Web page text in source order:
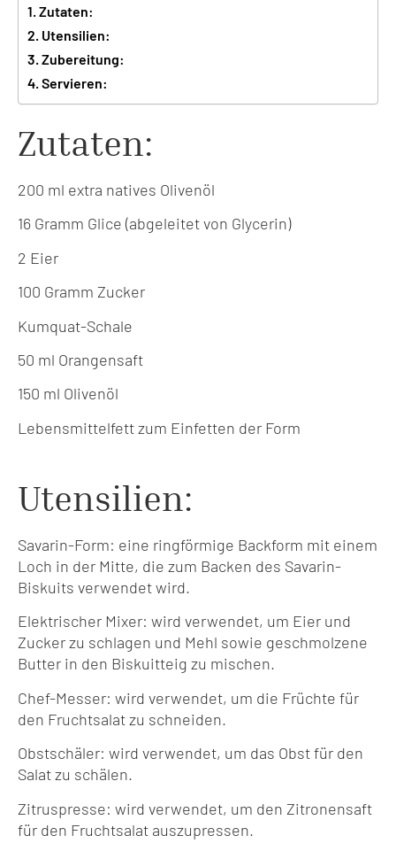
Zutaten:
Utensilien:
Zubereitung:
Servieren:
Zutaten:
200 ml extra natives Olivenöl
16 Gramm Glice (abgeleitet von Glycerin)
2 Eier
100 Gramm Zucker
Kumquat-Schale
50 ml Orangensaft
150 ml Olivenöl
Lebensmittelfett zum Einfetten der Form
Utensilien:
Savarin-Form: eine ringförmige Backform mit einem
Loch in der Mitte, die zum Backen des Savarin-
Biskuits verwendet wird.
Elektrischer Mixer: wird verwendet, um Eier und
Zucker zu schlagen und Mehl sowie geschmolzene
Butter in den Biskuitteig zu mischen.
Chef-Messer: wird verwendet, um die Früchte für
den Fruchtsalat zu schneiden.
Obstschäler: wird verwendet, um das Obst für den
Salat zu schälen.
Zitruspresse: wird verwendet, um den Zitronensaft
für den Fruchtsalat auszupressen.